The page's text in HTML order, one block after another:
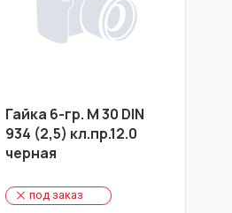
Гайка 6-гр. М 30 DIN
934 (2,5) кл.пр.12.0
черная
под заказ